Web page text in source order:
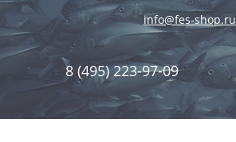
info@fes-shop.ru
8 (495) 223-97-09